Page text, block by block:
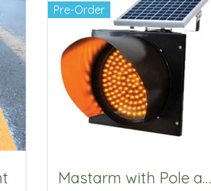
Pre-Order
Mastarm with Pole and Flashing light